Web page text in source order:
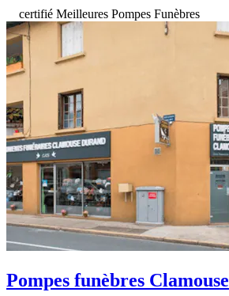
certifié Meilleures Pompes Funèbres
Pompes funèbres Clamouse